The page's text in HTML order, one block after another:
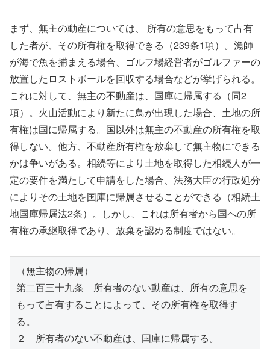
まず、無主の動産については、 所有の意思をもって占有
した者が、その所有権を取得できる（239条1項）。漁師
が海で魚を捕まえる場合、ゴルフ場経営者がゴルファーの
放置したロストボールを回収する場合などが挙げられる。
これに対して、無主の不動産は、国庫に帰属する（同2
項）。火山活動により新たに鳥が出現した場合、土地の所
有権は国に帰属する。国以外は無主の不動産の所有権を取
得しない。他方、不動産所有権を放棄して無主物にできる
かは争いがある。相続等により土地を取得した相続人が一
定の要件を満たして申請をした場合、法務大臣の行政処分
によりその土地を国庫に帰属させることができる（相続土
地国庫帰属法2条）。しかし、これは所有者から国への所
有権の承継取得であり、放棄を認める制度ではない。
（無主物の帰属）
第二百三十九条　所有者のない動産は、所有の意思を
もって占有することによって、その所有権を取得す
る。
２　所有者のない不動産は、国庫に帰属する。